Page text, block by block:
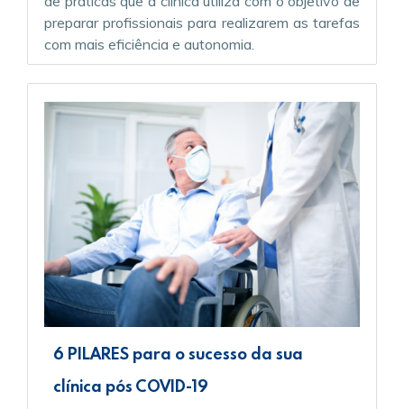
preparar profissionais para realizarem as tarefas
com mais eficiência e autonomia.
6 PILARES para o sucesso da sua
clínica pós COVID-19